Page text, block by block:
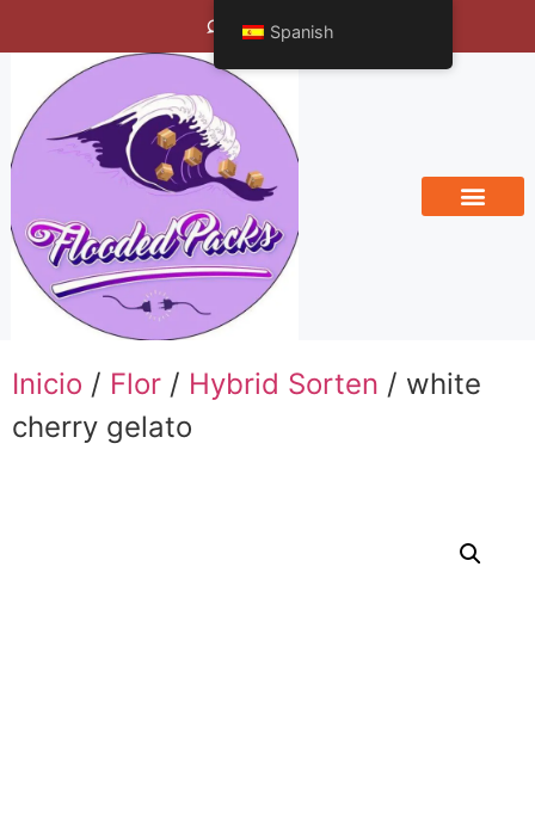
Bengals Vineyard
Inicio / Flor / Hybrid Sorten / white
cherry gelato
Spanish